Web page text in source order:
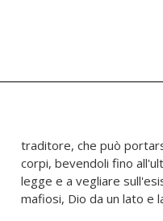
mafiosi, Dio da un lato e